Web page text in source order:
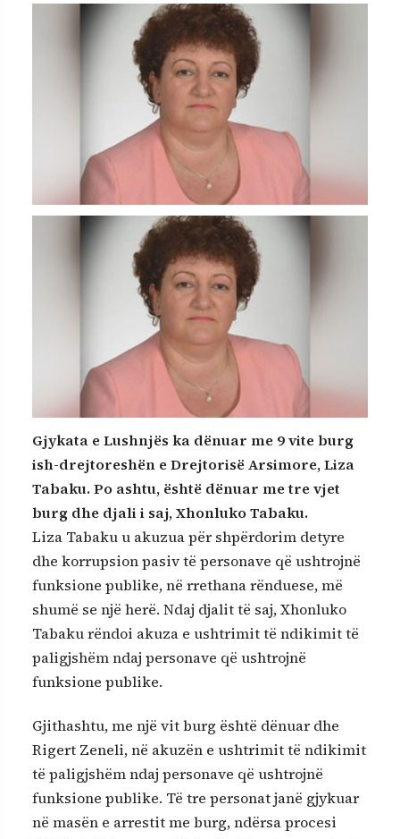
Gjykata e Lushnjës ka dënuar me 9 vite burg
ish-drejtoreshën e Drejtorisë Arsimore, Liza
Tabaku. Po ashtu, është dënuar me tre vjet
burg dhe djali i saj, Xhonluko Tabaku.
Liza Tabaku u akuzua për shpërdorim detyre
dhe korrupsion pasiv të personave që ushtrojnë
funksione publike, në rrethana rënduese, më
shumë se një herë. Ndaj djalit të saj, Xhonluko
Tabaku rëndoi akuza e ushtrimit të ndikimit të
paligjshëm ndaj personave që ushtrojnë
funksione publike.
Gjithashtu, me një vit burg është dënuar dhe
Rigert Zeneli, në akuzën e ushtrimit të ndikimit
të paligjshëm ndaj personave që ushtrojnë
funksione publike. Të tre personat janë gjykuar
në masën e arrestit me burg, ndërsa procesi